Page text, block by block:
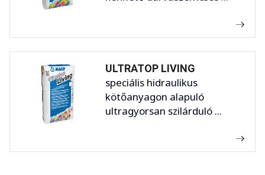
ULTRATOP LIVING
speciális hidraulikus
kötőanyagon alapuló
ultragyorsan szilárduló ...